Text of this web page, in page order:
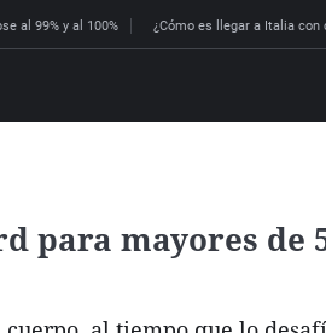
al 99% y al 100% ¿Cómo es llegar a Italia
para mayores de